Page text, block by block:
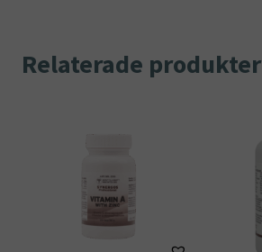
Relaterade produkter